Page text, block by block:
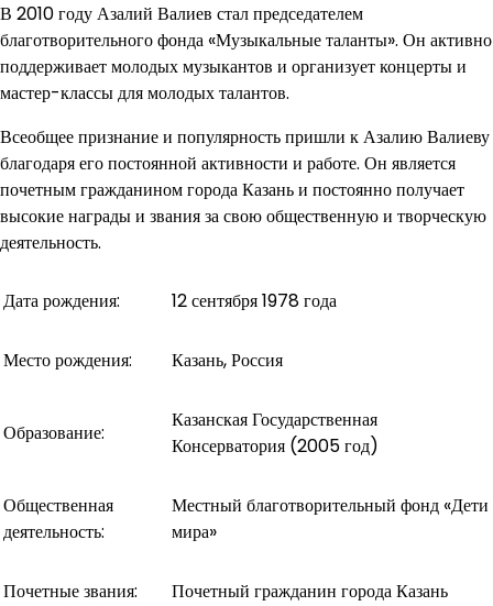
В 2010 году Азалий Валиев стал председателем
благотворительного фонда «Музыкальные таланты». Он активно
поддерживает молодых музыкантов и организует концерты и
мастер-классы для молодых талантов.
Всеобщее признание и популярность пришли к Азалию Валиеву
благодаря его постоянной активности и работе. Он является
почетным гражданином города Казань и постоянно получает
высокие награды и звания за свою общественную и творческую
деятельность.
Дата рождения: 12 сентября 1978 года
Место рождения: Казань, Россия
Образование:
Казанская Государственная
Консерватория (2005 год)
Общественная
деятельность:
Местный благотворительный фонд «Дети
мира»
Почетные звания: Почетный гражданин города Казань